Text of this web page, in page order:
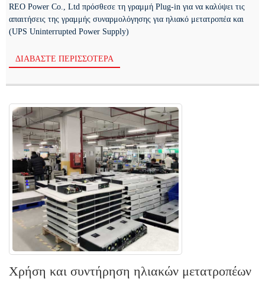
REO Power Co., Ltd πρόσθεσε τη γραμμή Plug-in για να καλύψει τις
απαιτήσεις της γραμμής συναρμολόγησης για ηλιακό μετατροπέα και
(UPS Uninterrupted Power Supply)
ΔΙΑΒΆΣΤΕ ΠΕΡΙΣΣΌΤΕΡΑ
Χρήση και συντήρηση ηλιακών μετατροπέων